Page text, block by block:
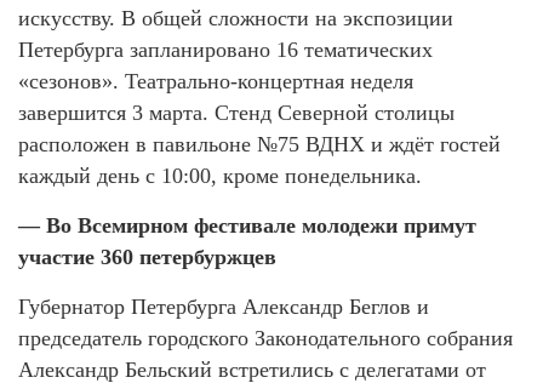
искусству. В общей сложности на экспозиции
Петербурга запланировано 16 тематических
«сезонов». Театрально-концертная неделя
завершится 3 марта. Стенд Северной столицы
расположен в павильоне №75 ВДНХ и ждёт гостей
каждый день с 10:00, кроме понедельника.
— Во Всемирном фестивале молодежи примут
участие 360 петербуржцев
Губернатор Петербурга Александр Беглов и
председатель городского Законодательного собрания
Александр Бельский встретились с делегатами от